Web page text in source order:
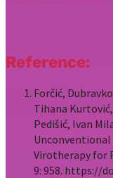
Reference:
Forčić,
Tihana
Pedišić, Ivan
Unconventional
Virotherapy for
9: 958. https://